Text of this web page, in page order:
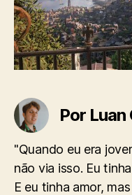
Por Luan
"Quando eu era
não via isso. Eu
E eu tinha amor,